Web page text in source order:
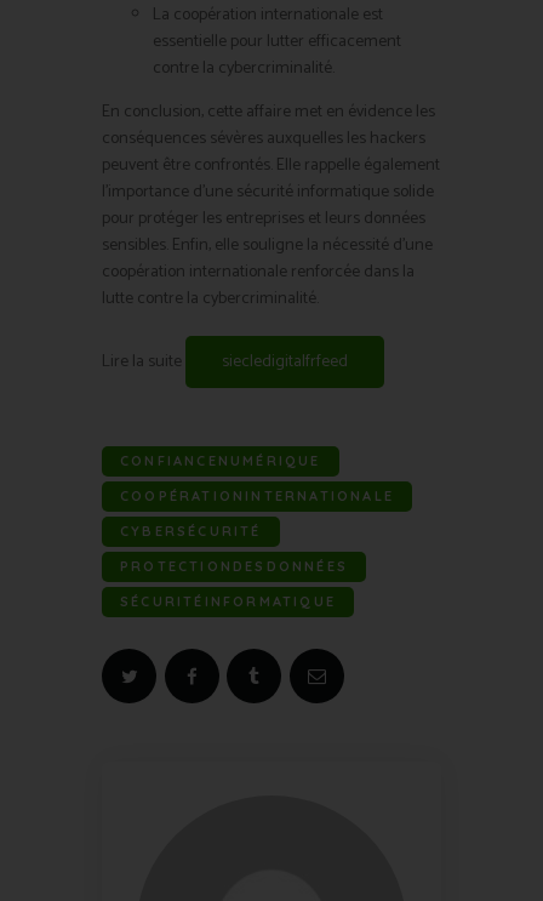
La coopération internationale est
essentielle pour lutter efficacement
contre la cybercriminalité.
En conclusion, cette affaire met en évidence les
conséquences sévères auxquelles les hackers
peuvent être confrontés. Elle rappelle également
l’importance d’une sécurité informatique solide
pour protéger les entreprises et leurs données
sensibles. Enfin, elle souligne la nécessité d’une
coopération internationale renforcée dans la
lutte contre la cybercriminalité.
Lire la suite siecledigitalfrfeed
CONFIANCENUMÉRIQUE
COOPÉRATIONINTERNATIONALE
CYBERSÉCURITÉ
PROTECTIONDESDONNÉES
SÉCURITÉINFORMATIQUE